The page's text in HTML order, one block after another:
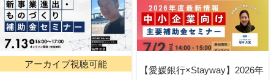
アーカイブ視聴可能
【愛媛銀行×Stayway】2026年